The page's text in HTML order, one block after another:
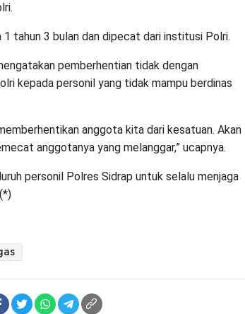
tahun 3 bulan dan dipecat dari institusi Polri.
pemberhentian tidak dengan
kepada personil yang tidak mampu berdinas
anggota kita dari kesatuan. Akan
anggotanya yang melanggar,” ucapnya.
personil Polres Sidrap untuk selalu menjaga